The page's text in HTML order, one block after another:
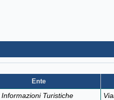
Ente
Informazioni Turistiche